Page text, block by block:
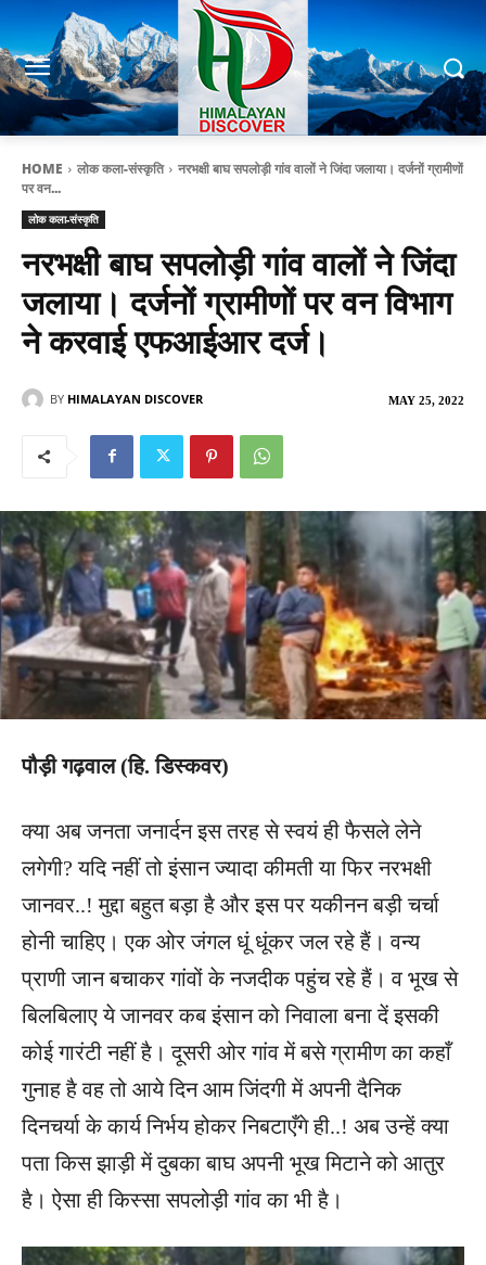
HOME लोक कला-संस्कृति
नरभक्षी बाघ सपलोड़ी गांव वालों ने जिंदा जलाया। दर्जनों ग्रामीणों
पर वन...
लोक कला-संस्कृति
नरभक्षी बाघ सपलोड़ी गांव वालों ने जिंदा
जलाया। दर्जनों ग्रामीणों पर वन विभाग
ने करवाई एफआईआर दर्ज।
MAY 25, 2022
BY HIMALAYAN DISCOVER
पौड़ी गढ़वाल (हि. डिस्कवर)
क्या अब जनता जनार्दन इस तरह से स्वयं ही फैसले लेने
लगेगी? यदि नहीं तो इंसान ज्यादा कीमती या फिर नरभक्षी
जानवर..! मुद्दा बहुत बड़ा है और इस पर यकीनन बड़ी चर्चा
होनी चाहिए। एक ओर जंगल धूं धूंकर जल रहे हैं। वन्य
प्राणी जान बचाकर गांवों के नजदीक पहुंच रहे हैं। व भूख से
बिलबिलाए ये जानवर कब इंसान को निवाला बना दें इसकी
कोई गारंटी नहीं है। दूसरी ओर गांव में बसे ग्रामीण का कहाँ
गुनाह है वह तो आये दिन आम जिंदगी में अपनी दैनिक
दिनचर्या के कार्य निर्भय होकर निबटाएँगे ही..! अब उन्हें क्या
पता किस झाड़ी में दुबका बाघ अपनी भूख मिटाने को आतुर
है। ऐसा ही किस्सा सपलोड़ी गांव का भी है।